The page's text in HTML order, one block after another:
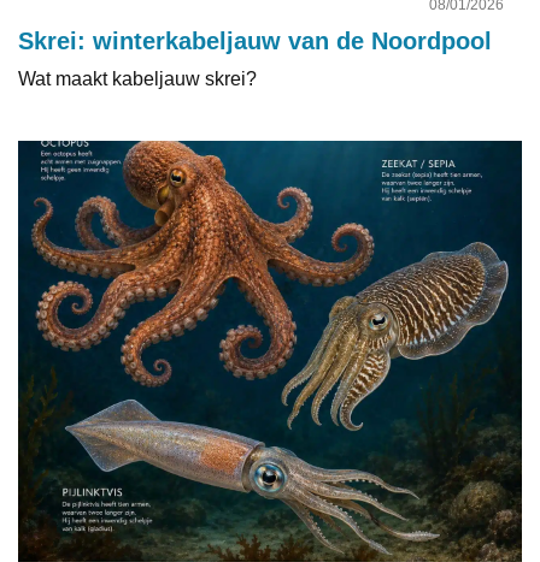
08/01/2026
Skrei: winterkabeljauw van de Noordpool
Wat maakt kabeljauw skrei?